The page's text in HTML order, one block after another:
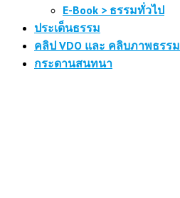
E-Book > ธรรมทั่วไป
ประเด็นธรรม
คลิป VDO และ คลิบภาพธรรม
กระดานสนทนา